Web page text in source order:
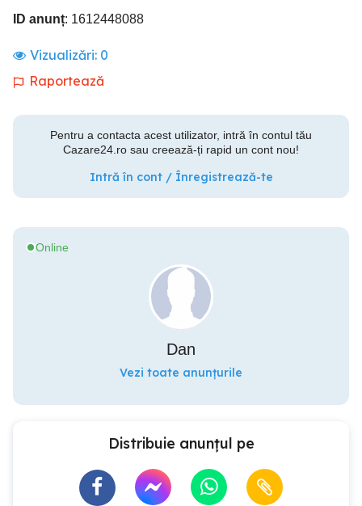
ID anunț: 1612448088
Vizualizări: 0
Raportează
Pentru a contacta acest utilizator, intră în contul tău
Cazare24.ro sau creează-ți rapid un cont nou!
Intră în cont / Înregistrează-te
Online
Dan
Vezi toate anunțurile
Distribuie anunțul pe